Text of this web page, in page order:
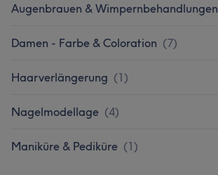
Augenbrauen & Wimpernbehandlungen
Damen - Farbe & Coloration (7)
Haarverlängerung (1)
Nagelmodellage (4)
Maniküre & Pediküre (1)